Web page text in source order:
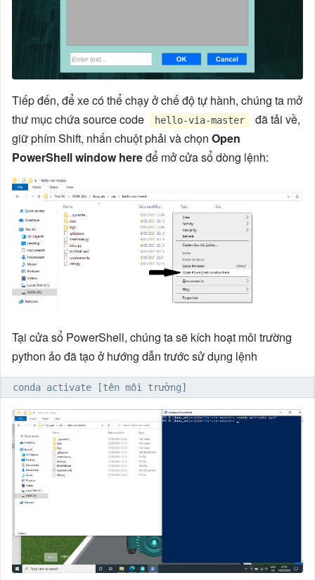
Tiếp đến, để xe có thể chạy ở chế độ tự hành, chúng ta mở
thư mục chứa source code
hello-via-master
đã tải về,
giữ phím Shift, nhấn chuột phải và chọn Open
PowerShell window heređể mở cửa sổ dòng lệnh:
Tại cửa sổ PowerShell, chúng ta sẽ kích hoạt môi trường
python ảo đã tạo ở hướng dẫn trước sử dụng lệnh